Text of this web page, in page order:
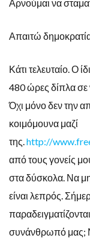
Αρνούμαι να
Απαιτώ
Κάτι τελευταίο. Ο
480 ώρες δίπλα σε
Όχι μόνο δεν την
κοιμόμουνα μαζί
της.http://
από τους γονείς
στα δύσκολα. Να
είναι λεπρός.
συνάνθρωπό μας;